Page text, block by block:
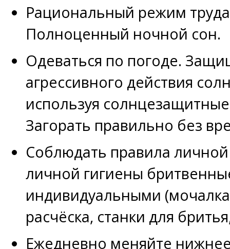
Рациональный режим
Полноценный ночной сон.
Одеваться по погоде.
агрессивного действия
используя
Загорать правильно без
Соблюдать правила
личной гигиены
индивидуальными
расчёска, станки для
Ежедневно меняйте